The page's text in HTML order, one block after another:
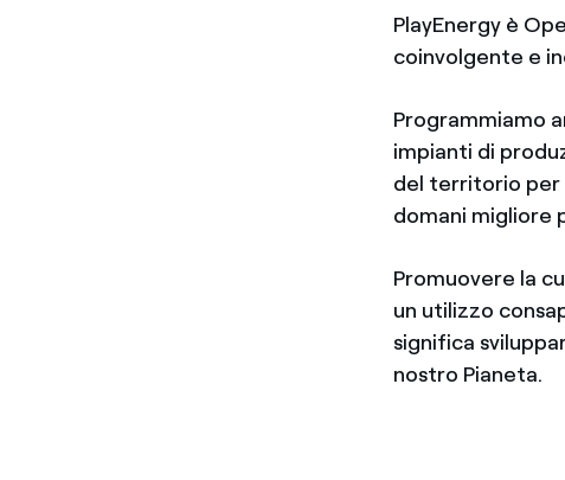
PlayEnergy è
coinvolgente e
Programmiamo
impianti di
del territorio per
domani migliore
Promuovere la
un utilizzo
significa
nostro Pianeta.